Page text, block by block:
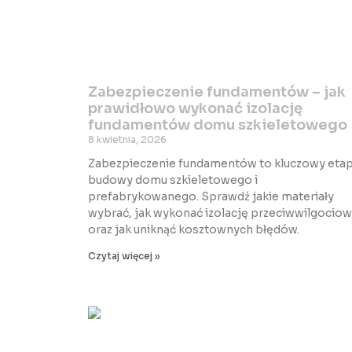
Zabezpieczenie fundamentów – jak
prawidłowo wykonać izolację
fundamentów domu szkieletowego
8 kwietnia, 2026
Zabezpieczenie fundamentów to kluczowy
budowy domu szkieletowego i
prefabrykowanego. Sprawdź jakie materiały
wybrać, jak wykonać izolację
oraz jak uniknąć kosztownych błędów.
Czytaj więcej »